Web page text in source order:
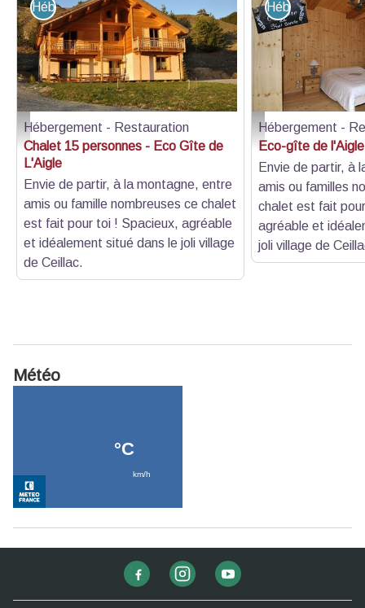
Chalet 15 personnes - Eco Gîte de L'Aigle
Hébergement - Restauration
Hébergement - Restauration
Chalet 15 personnes - Eco Gîte de
L'Aigle
Envie de partir, à la montagne, entre
amis ou famille nombreuses ce chalet
est fait pour toi ! Spacieux, agréable
et idéalement situé dans le joli village
de Ceillac.
Chambre de l'éco-gîte
Hébergement -
Hébergement -
Eco-gîte de l'Aigle
Envie de partir, à
amis ou familles
chalet est fait
agréable et
joli village de
Météo